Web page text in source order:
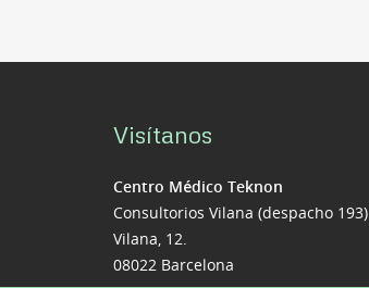
Visítanos
Centro Médico Teknon
Consultorios Vilana (despacho 193)
Vilana, 12.
08022 Barcelona